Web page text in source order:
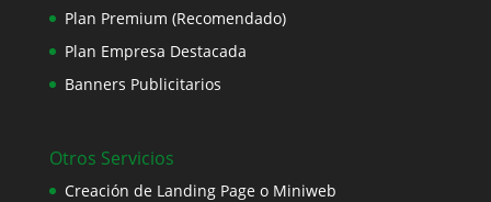
Plan Premium (Recomendado)
Plan Empresa Destacada
Banners Publicitarios
Otros Servicios
Creación de Landing Page o Miniweb